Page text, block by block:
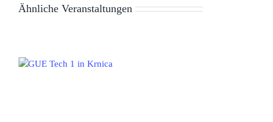
Ähnliche Veranstaltungen